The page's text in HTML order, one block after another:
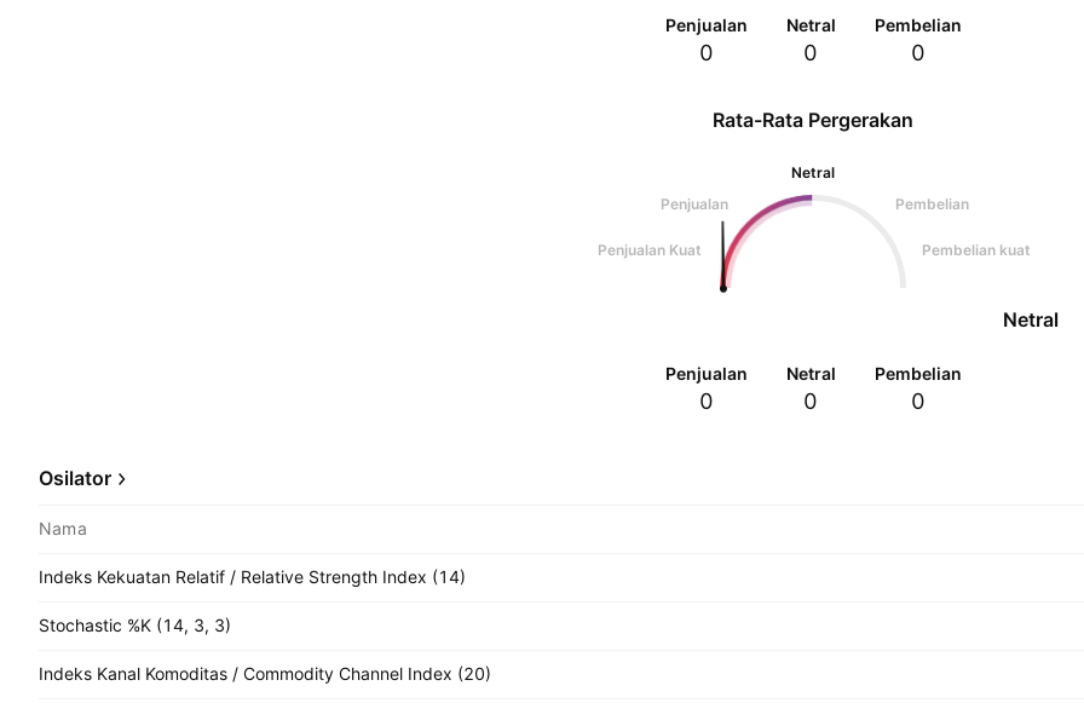
Penjualan
0
Netral
0
Pembelian
0
Rata-Rata Pergerakan
Netral
Penjualan
Pembelian
Penjualan Kuat Pembelian kuat
Netral
Penjualan
0
Netral
0
Pembelian
0
Osilator
Nama
Indeks Kekuatan Relatif / Relative Strength Index (14)
Stochastic %K (14, 3, 3)
Indeks Kanal Komoditas / Commodity Channel Index (20)